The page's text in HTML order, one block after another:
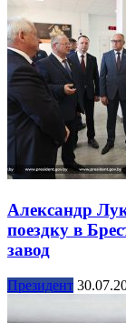
Александр
поездку в
завод
Президент